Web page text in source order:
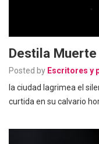
Destila Muerte
Posted by Escritores y
la ciudad lagrimea el
curtida en su calvario